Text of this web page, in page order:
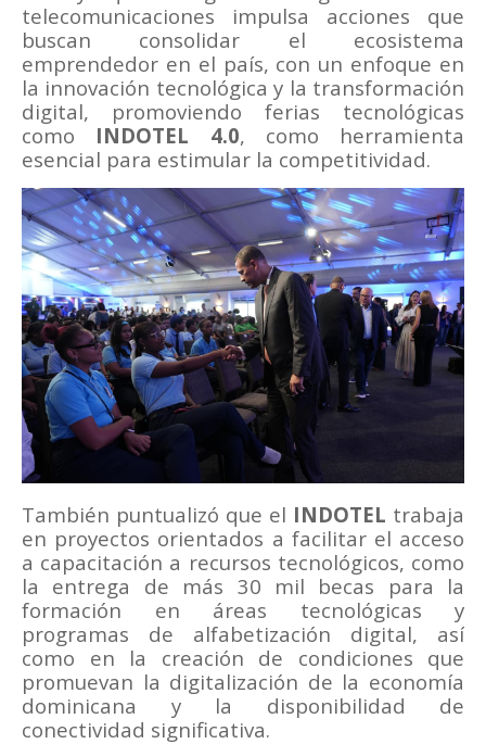
telecomunicaciones impulsa acciones que
buscan consolidar el ecosistema
emprendedor en el país, con un enfoque en
la innovación tecnológica y la transformación
digital, promoviendo ferias tecnológicas
como INDOTEL 4.0, como herramienta
esencial para estimular la competitividad.
También puntualizó que el INDOTEL trabaja
en proyectos orientados a facilitar el acceso
a capacitación a recursos tecnológicos, como
la entrega de más 30 mil becas para la
formación en áreas tecnológicas y
programas de alfabetización digital, así
como en la creación de condiciones que
promuevan la digitalización de la economía
dominicana y la disponibilidad de
conectividad significativa.